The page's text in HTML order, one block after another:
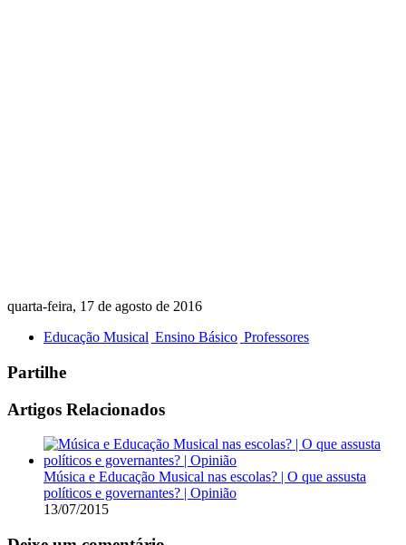
quarta-feira, 17 de agosto de 2016
Educação Musical Ensino Básico Professores
Partilhe
Artigos Relacionados
Música e Educação Musical nas escolas? | O que assusta
políticos e governantes? | Opinião
13/07/2015